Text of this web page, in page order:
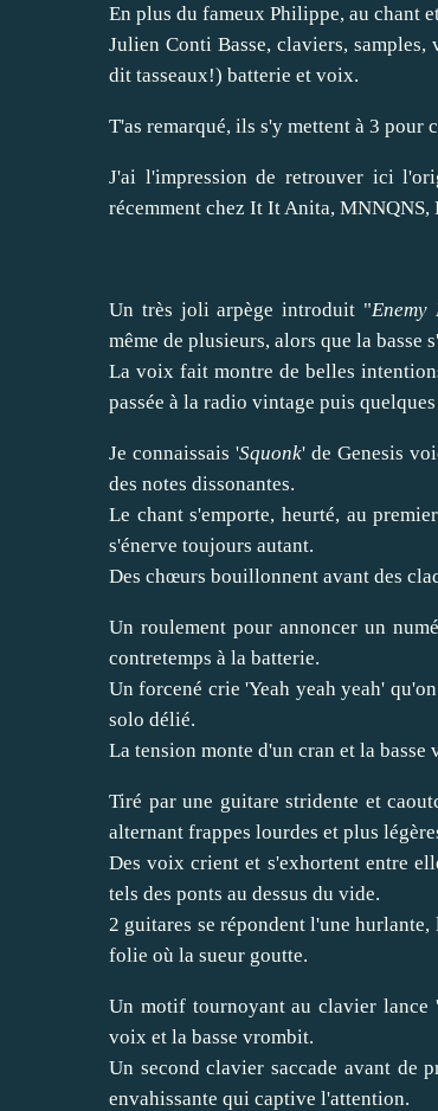
En plus du fameux Philippe, au chant
Julien Conti Basse, claviers,
dit tasseaux!) batterie et voix.
T'as remarqué, ils s'y mettent à 3 pour
J'ai l'impression de retrouver ici
récemment chez It It Anita, MNNQNS,
Un très joli arpège introduit "Enemy
même de plusieurs, alors que la basse
La voix fait montre de belles
passée à la radio vintage puis
Je connaissais 'Squonk' de Genesis
des notes dissonantes.
Le chant s'emporte, heurté, au
s'énerve toujours autant.
Des chœurs bouillonnent avant des
Un roulement pour annoncer un
contretemps à la batterie.
Un forcené crie 'Yeah yeah yeah'
solo délié.
La tension monte d'un cran et la basse
Tiré par une guitare stridente et
alternant frappes lourdes et plus
Des voix crient et s'exhortent entre
tels des ponts au dessus du vide.
2 guitares se répondent l'une
folie où la sueur goutte.
Un motif tournoyant au clavier lance '
voix et la basse vrombit.
Un second clavier saccade avant de
envahissante qui captive l'attention.